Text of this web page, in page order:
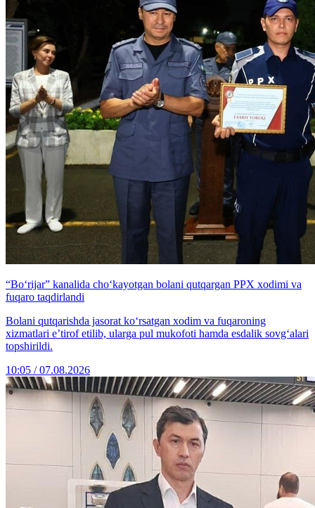
“Bo‘rijar” kanalida cho‘kayotgan bolani qutqargan PPX xodimi va
fuqaro taqdirlandi
Bolani qutqarishda jasorat ko‘rsatgan xodim va fuqaroning
xizmatlari e’tirof etilib, ularga pul mukofoti hamda esdalik sovg‘alari
topshirildi.
10:05 / 07.08.2026